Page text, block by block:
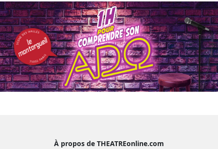
À propos de THEATREonline.com